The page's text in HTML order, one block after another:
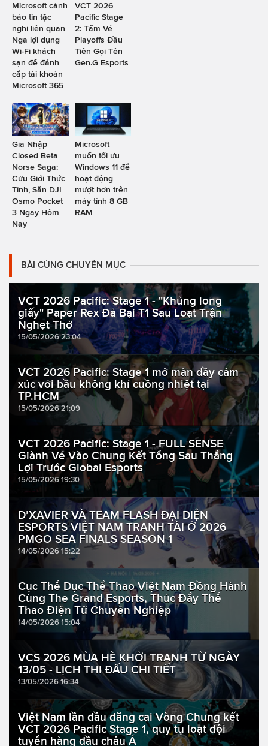
Microsoft cảnh
báo tin tặc
nghi liên quan
Nga lợi dụng
Wi-Fi khách
sạn để đánh
cắp tài khoản
Microsoft 365
VCT 2026
Pacific Stage
2: Tấm Vé
Playoffs Đầu
Tiên Gọi Tên
Gen.G Esports
Gia Nhập
Closed Beta
Norse Saga:
Cửu Giới Thức
Tỉnh, Săn DJI
Osmo Pocket
3 Ngay Hôm
Nay
Microsoft
muốn tối ưu
Windows 11 để
hoạt động
mượt hơn trên
máy tính 8 GB
RAM
BÀI CÙNG CHUYÊN MỤC
VCT 2026 Pacific: Stage 1 - "Khủng long
giấy" Paper Rex Đả Bại T1 Sau Loạt Trận
Nghẹt Thở
15/05/2026 23:04
VCT 2026 Pacific: Stage 1 mở màn đầy cảm
xúc với bầu không khí cuồng nhiệt tại
TP.HCM
15/05/2026 21:09
VCT 2026 Pacific: Stage 1 - FULL SENSE
Giành Vé Vào Chung Kết Tổng Sau Thắng
Lợi Trước Global Esports
15/05/2026 19:30
D’XAVIER VÀ TEAM FLASH ĐẠI DIỆN
ESPORTS VIỆT NAM TRANH TÀI Ở 2026
PMGO SEA FINALS SEASON 1
14/05/2026 15:22
Cục Thể Dục Thể Thao Việt Nam Đồng Hành
Cùng The Grand Esports, Thúc Đẩy Thể
Thao Điện Tử Chuyên Nghiệp
14/05/2026 15:04
VCS 2026 MÙA HÈ KHỞI TRANH TỪ NGÀY
13/05 - LỊCH THI ĐẤU CHI TIẾT
13/05/2026 16:34
Việt Nam lần đầu đăng cai Vòng Chung kết
VCT 2026 Pacific Stage 1, quy tụ loạt đội
tuyển hàng đầu châu Á